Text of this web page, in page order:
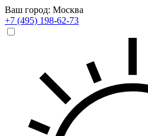
Ваш город: Москва
+7 (495) 198-62-73